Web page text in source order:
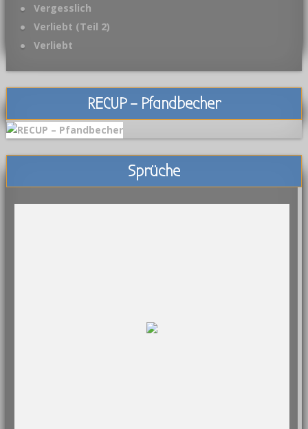
Vergesslich
Verliebt (Teil 2)
Verliebt
RECUP – Pfandbecher
Sprüche